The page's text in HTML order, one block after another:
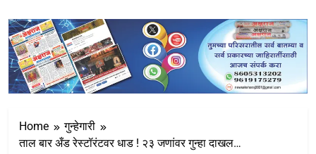
Home
गुन्हेगारी
ताल बार अँड रेस्टॉरंटवर धाड ! २३ जणांवर गुन्हा दाखल…